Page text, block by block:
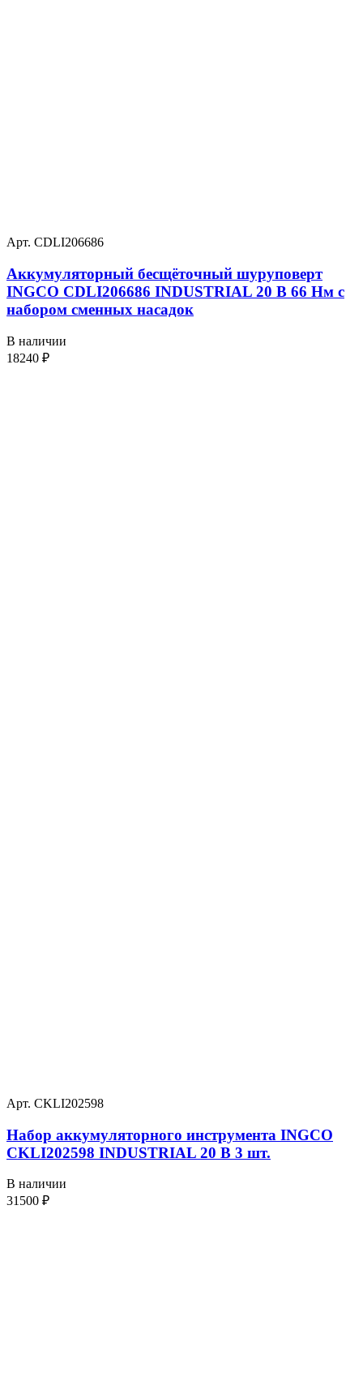
Арт. CDLI206686
Аккумуляторный бесщёточный шуруповерт
INGCO CDLI206686 INDUSTRIAL 20 В 66 Нм с
набором сменных насадок
В наличии
18240 ₽
Арт. CKLI202598
Набор аккумуляторного инструмента INGCO
CKLI202598 INDUSTRIAL 20 В 3 шт.
В наличии
31500 ₽